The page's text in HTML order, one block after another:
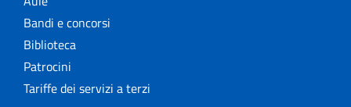
Bandi e concorsi
Biblioteca
Patrocini
Tariffe dei servizi a terzi